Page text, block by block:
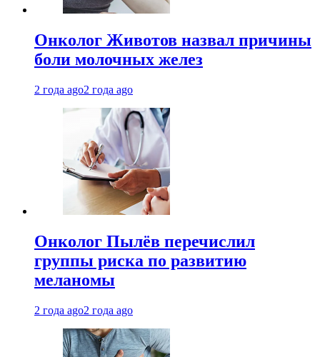
Онколог Животов назвал причины
боли молочных желез
2 года ago2 года ago
Онколог Пылёв перечислил
группы риска по развитию
меланомы
2 года ago2 года ago